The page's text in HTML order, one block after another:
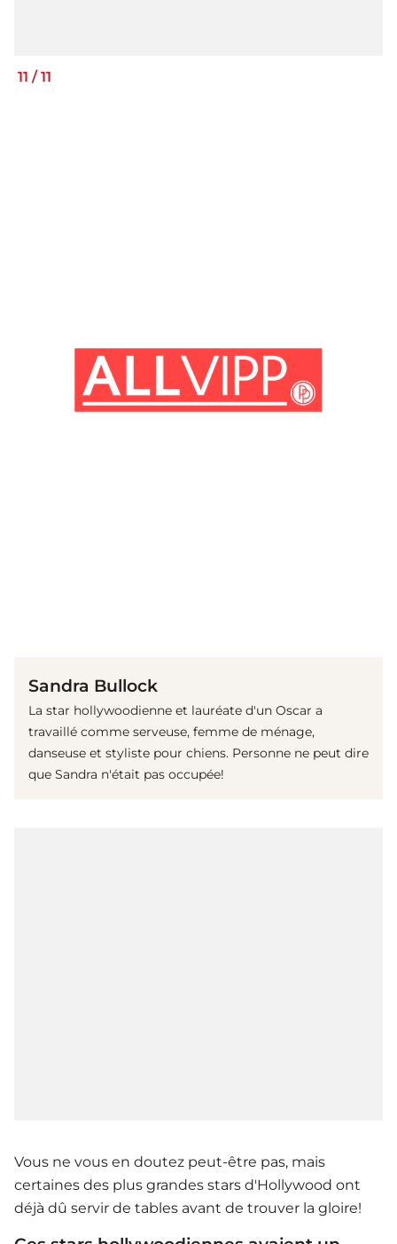
11 /11
Sandra Bullock
La star hollywoodienne et lauréate d'un Oscar a
travaillé comme serveuse, femme de ménage,
danseuse et styliste pour chiens. Personne ne peut dire
que Sandra n'était pas occupée!
Vous ne vous en doutez peut-être pas, mais
certaines des plus grandes stars d'Hollywood ont
déjà dû servir de tables avant de trouver la gloire!